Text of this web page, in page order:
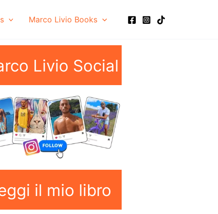
Marco Livio Books
Livio Social
il mio libro